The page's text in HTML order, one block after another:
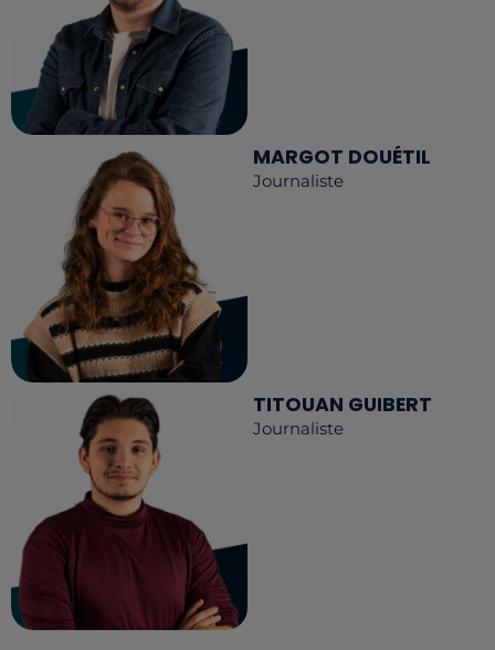
MARGOT DOUÉTIL
Journaliste
TITOUAN GUIBERT
Journaliste